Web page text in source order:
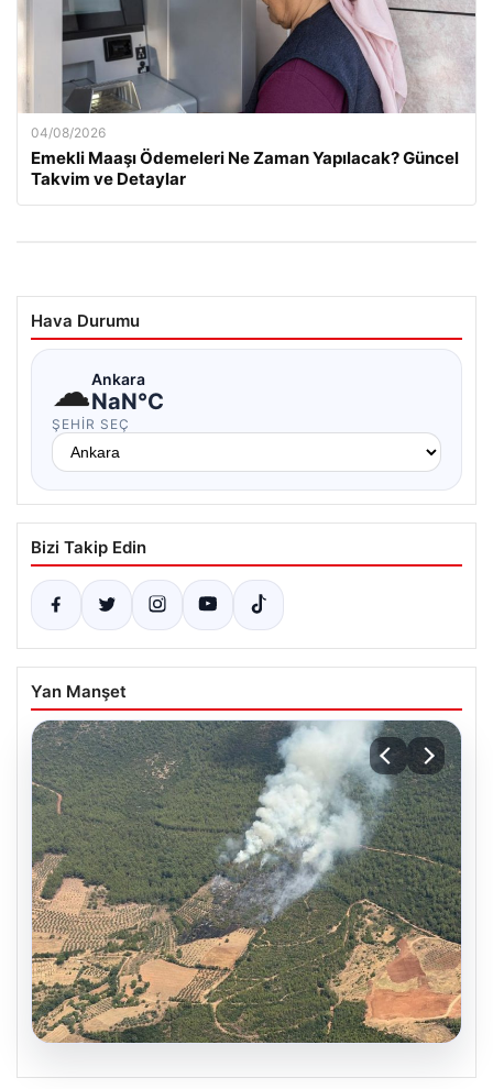
04/08/2026
Emekli Maaşı Ödemeleri Ne Zaman Yapılacak? Güncel
Takvim ve Detaylar
Hava Durumu
☁Ankara
NaN°C
ŞEHIR SEÇ
Bizi Takip Edin
Yan Manşet